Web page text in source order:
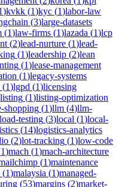
)kvkk (1)kyc (1)labor-law
(3)large-datasets
(1)law-firms (1)lazada (1)lcp
(2)lead-nurture (1)lead-
(1)leadership (2)lean
(1)lease-management
(1)legacy-systems
(1)lgpd (1)licensing
listing (1)listing-optimization
shopping (1)llm (4)llm-
load-testing (3)local (1)local-
(14)logistics-analytics
(2)lot-tracking (1)low-code
1)mach (1)mach-architecture
(1)maintenance
(1)malaysia (1)managed-
(53)margins (2)market-